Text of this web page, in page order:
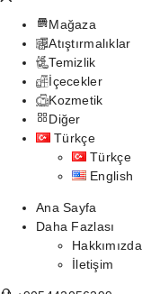
Mağaza
Atıştırmalıklar
Temizlik
İçecekler
Kozmetik
Diğer
Türkçe
Türkçe
English
Ana Sayfa
Daha Fazlası
Hakkımızda
İletişim